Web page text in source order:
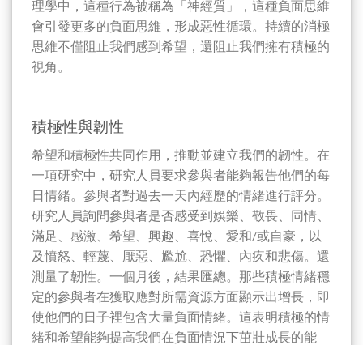
理學中，這種行為被稱為「神經質」，這種負面思維
會引發更多的負面思維，形成惡性循環。持續的消極
思維不僅阻止我們感到希望，還阻止我們擁有積極的
視角。
積極性與韌性
希望和積極性共同作用，推動並建立我們的韌性。在
一項研究中，研究人員要求參與者能夠報告他們的每
日情緒。參與者對過去一天內經歷的情緒進行評分。
研究人員詢問參與者是否感受到娛樂、敬畏、同情、
滿足、感激、希望、興趣、喜悅、愛和/或自豪，以
及憤怒、輕蔑、厭惡、尷尬、恐懼、內疚和悲傷。還
測量了韌性。一個月後，結果匯總。那些積極情緒穩
定的參與者在獲取應對所需資源方面顯示出增長，即
使他們的日子裡包含大量負面情緒。這表明積極的情
緒和希望能夠提高我們在負面情況下茁壯成長的能